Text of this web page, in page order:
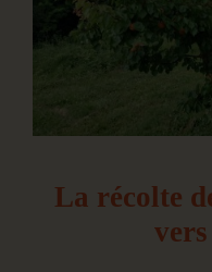
La récolte